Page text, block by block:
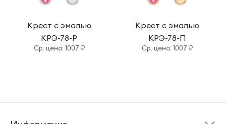
Крест с эмалью
КРЭ-78-Р
Cр. цена: 1007 ₽
Крест с эмалью
КРЭ-78-П
Cр. цена: 1007 ₽